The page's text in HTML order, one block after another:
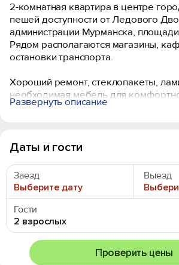
2-комнатная квартира в центре
пешей доступности от Ледового
администрации Мурманска,
Рядом располагаются магазины,
остановки транспорта.
Хороший ремонт, стеклопакеты,
необходимая мебель для
двухспальная тахта, мягкая мебель,
проживания. Безлимитный Wi-Fi
Возможность оформить отчетные
проживании.
Квартира сдается только под
категорически не сдается под
праздников и дней рождения.
Мы рады ответить на все Ваши
поможем Вам с заселением в любое
Развернуть описание
Даты и гости
Заезд
Выберите дату
Выезд
Гости
2 взрослых
Проверить цены